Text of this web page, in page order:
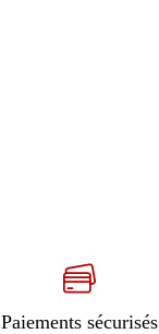
Paiements sécurisés